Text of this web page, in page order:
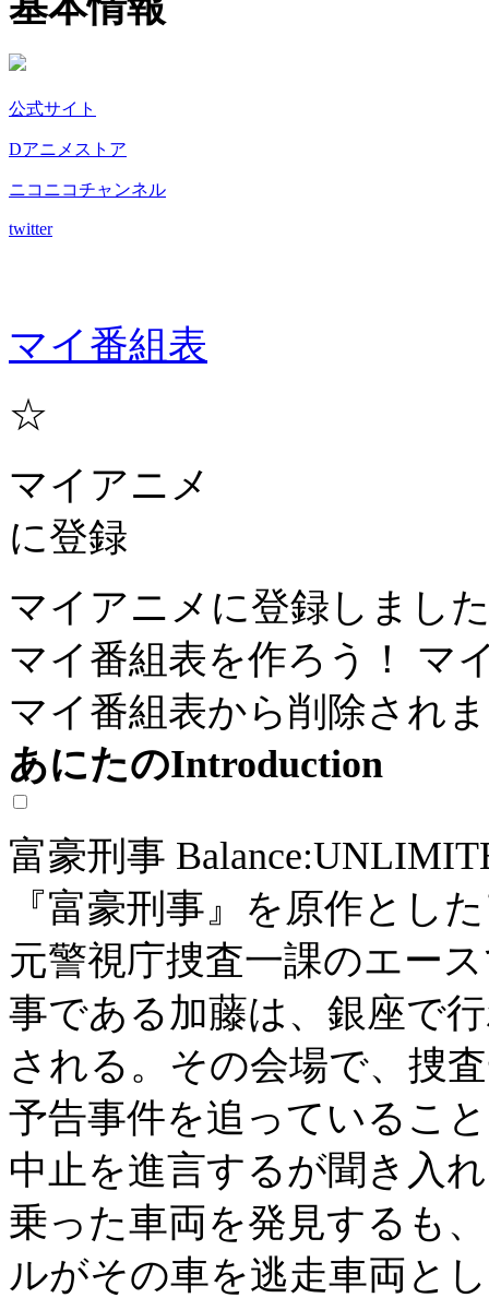
公式サイト
Dアニメストア
ニコニコチャンネル
twitter
マイ番組表
☆
マイアニメ
に登録
マイアニメに登録しまし
マイ番組表を作ろう！
マ
マイ番組表から削除され
あにたのIntroduction
富豪刑事
『富豪刑事』を原作とし
元警視庁捜査一課のエー
事である加藤は、銀座で
される。その会場で、捜
予告事件を追っているこ
中止を進言するが聞き入
乗った車両を発見するも
ルがその車を逃走車両と